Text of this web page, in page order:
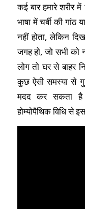
कई बार हमारे शरीर
भाषा में चर्बी की गांठ
नहीं होता, लेकिन
जगह हो, जो सभी
लोग तो घर से
कुछ ऐसी समस्या से
मदद कर सकता
होम्योपैथिक विधि से